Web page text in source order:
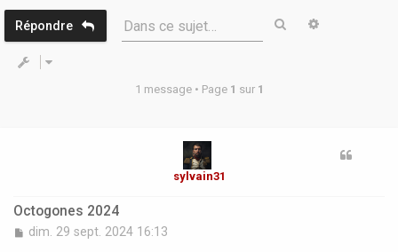
Répondre Dans ce sujet… Rechercher
1 message • Page 1 sur 1
sylvain31
Octogones 2024
M
dim. 29 sept. 2024 16:13